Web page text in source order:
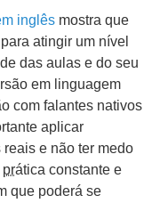
inglês mostra que
atingir um nível
das aulas e do seu
em linguagem
com falantes nativos
aplicar
e não ter medo
prática constante e
que poderá se